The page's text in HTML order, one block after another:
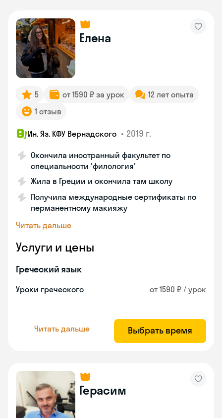
Елена
5 от 1590 ₽ за урок
12 лет опыта
1 отзыв
Ин. Яз. КФУ Вернадского • 2019 г.
Окончила иностранный факультет по
специальности 'филология'
Жила в Греции и окончила там школу
Получила международные сертификаты по
перманентному макияжу
Читать дальше
Услуги и цены
Греческий язык
Уроки греческого от 1590 ₽ / урок
Читать дальше Выбрать время
Герасим